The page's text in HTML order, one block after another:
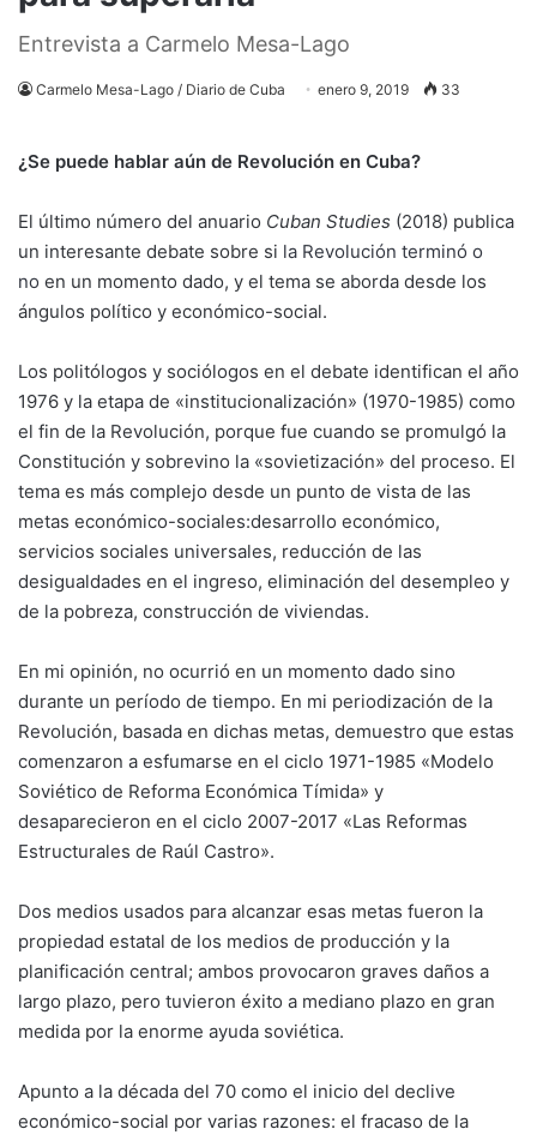
Entrevista a Carmelo Mesa-Lago
Carmelo Mesa-Lago / Diario de Cuba enero 9, 2019 33
¿Se puede hablar aún de Revolución en Cuba?
El último número del anuario Cuban Studies (2018) publica
un interesante debate sobre si la Revolución terminó o
no en un momento dado, y el tema se aborda desde los
ángulos político y económico-social.
Los politólogos y sociólogos en el debate identifican el año
1976 y la etapa de «institucionalización» (1970-1985) como
el fin de la Revolución, porque fue cuando se promulgó la
Constitución y sobrevino la «sovietización» del proceso. El
tema es más complejo desde un punto de vista de las
metas económico-sociales:desarrollo económico,
servicios sociales universales, reducción de las
desigualdades en el ingreso, eliminación del desempleo y
de la pobreza, construcción de viviendas.
En mi opinión, no ocurrió en un momento dado sino
durante un período de tiempo. En mi periodización de la
Revolución, basada en dichas metas, demuestro que estas
comenzaron a esfumarse en el ciclo 1971-1985 «Modelo
Soviético de Reforma Económica Tímida» y
desaparecieron en el ciclo 2007-2017 «Las Reformas
Estructurales de Raúl Castro».
Dos medios usados para alcanzar esas metas fueron la
propiedad estatal de los medios de producción y la
planificación central; ambos provocaron graves daños a
largo plazo, pero tuvieron éxito a mediano plazo en gran
medida por la enorme ayuda soviética.
Apunto a la década del 70 como el inicio del declive
económico-social por varias razones: el fracaso de la